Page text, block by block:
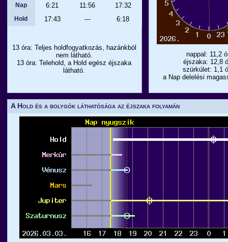
Nap
6:21 11:56 17:32
Hold 17:43 --- 6:18
13 óra: Teljes holdfogyatkozás, hazánkból
nem látható.
13 óra: Telehold, a Hold egész éjszaka
látható.
nappal: 11,2
éjszaka: 12,8
szürkület: 1,1
a Nap delelési
A Hold és a bolygók láthatósága az éjszaka folyamán